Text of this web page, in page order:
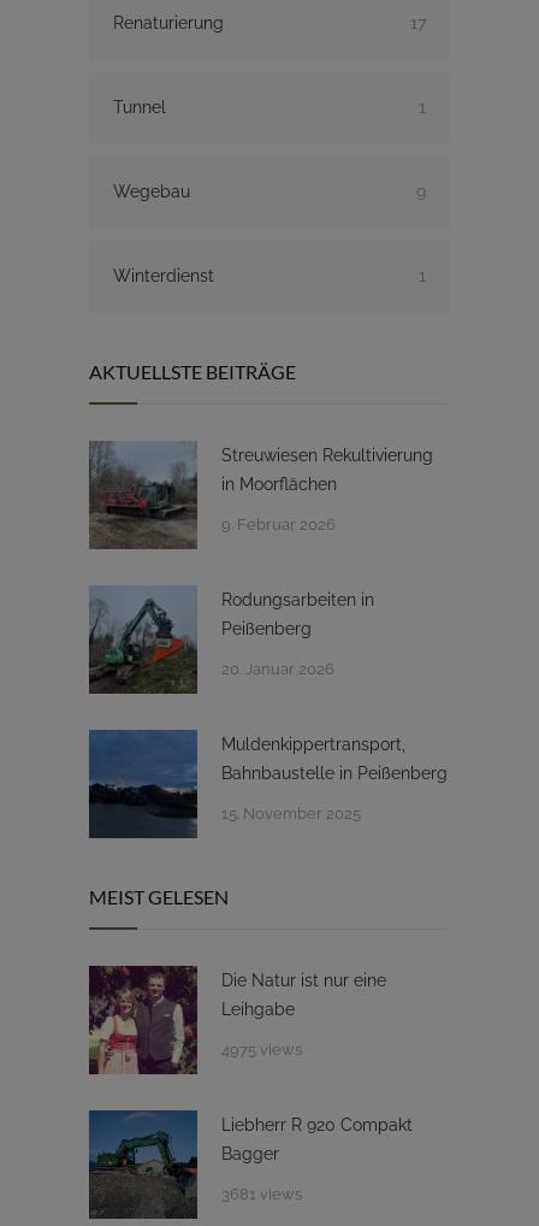
Renaturierung 17
Tunnel 1
Wegebau 9
Winterdienst 1
AKTUELLSTE BEITRÄGE
Streuwiesen Rekultivierung
in Moorflächen
9. Februar 2026
Rodungsarbeiten in
Peißenberg
20. Januar 2026
Muldenkippertransport,
Bahnbaustelle in Peißenberg
15. November 2025
MEIST GELESEN
Die Natur ist nur eine
Leihgabe
4975 views
Liebherr R 920 Compakt
Bagger
3681 views